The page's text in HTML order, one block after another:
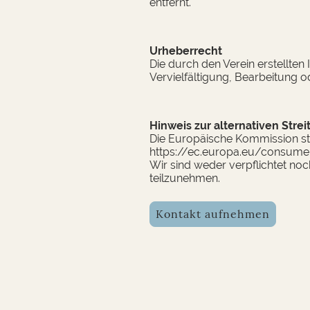
Urheberrecht
Die durch den Verein
Vervielfältigung, Bearbeitung
Hinweis zur alternativen
Die Europäische Kommission
https://ec.europa.eu/
Wir sind weder verpflichtet
teilzunehmen.
Kontakt aufnehmen